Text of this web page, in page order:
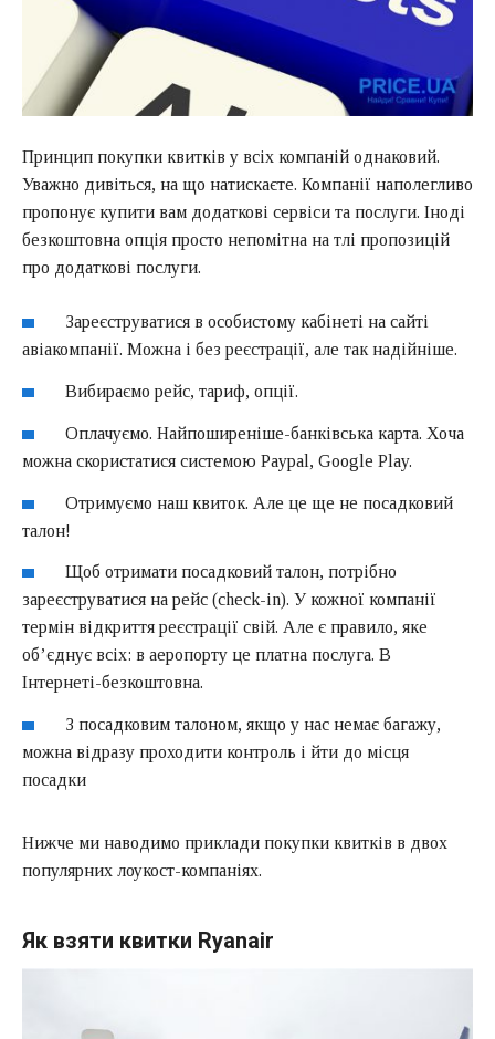
Принцип покупки квитків у всіх компаній однаковий.
Уважно дивіться, на що натискаєте. Компанії наполегливо
пропонує купити вам додаткові сервіси та послуги. Іноді
безкоштовна опція просто непомітна на тлі пропозицій
про додаткові послуги.
Зареєструватися в особистому кабінеті на сайті
авіакомпанії. Можна і без реєстрації, але так надійніше.
Вибираємо рейс, тариф, опції.
Оплачуємо. Найпоширеніше-банківська карта. Хоча
можна скористатися системою Paypal, Google Play.
Отримуємо наш квиток. Але це ще не посадковий
талон!
Щоб отримати посадковий талон, потрібно
зареєструватися на рейс (check-in). У кожної компанії
термін відкриття реєстрації свій. Але є правило, яке
об’єднує всіх: в аеропорту це платна послуга. В
Інтернеті-безкоштовна.
З посадковим талоном, якщо у нас немає багажу,
можна відразу проходити контроль і йти до місця
посадки
Нижче ми наводимо приклади покупки квитків в двох
популярних лоукост-компаніях.
Як взяти квитки Ryanair